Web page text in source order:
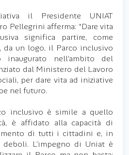
il Presidente UNIAT
Pellegrini afferma: “Dare vita
significa partire, come
da un logo, il Parco inclusivo
nell’ambito del
dal Ministero del Lavoro
per dare vita ad iniziative
nel futuro.
inclusivo è simile a quello
è affidato alla capacità di
di tutti i cittadini e, in
L’impegno di Uniat è